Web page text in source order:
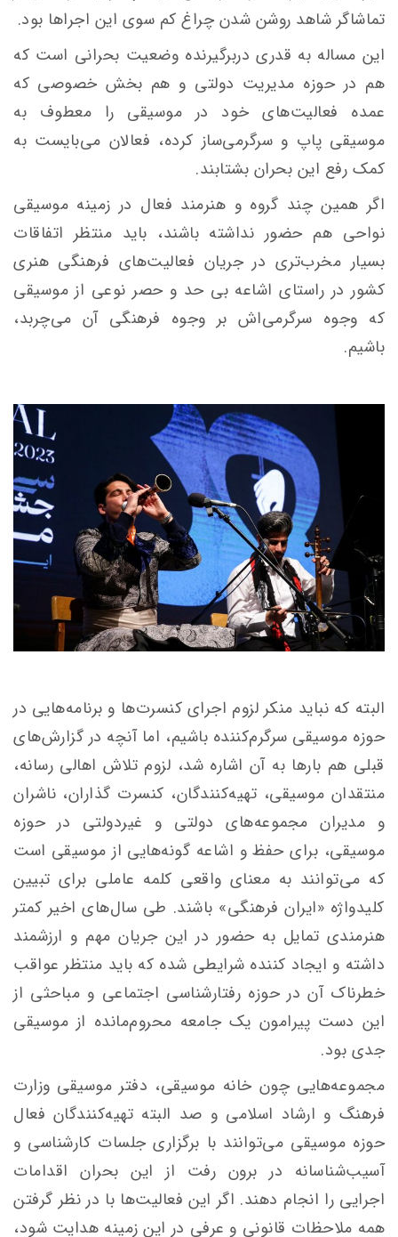
تماشاگر شاهد روشن شدن چراغ کم سوی این اجراها بود.
این مساله به قدری دربرگیرنده وضعیت بحرانی است که
هم در حوزه مدیریت دولتی و هم بخش خصوصی که
عمده فعالیت‌های خود در موسیقی را معطوف به
موسیقی پاپ و سرگرمی‌ساز کرده، فعالان می‌بایست به
کمک رفع این بحران بشتابند.
اگر همین چند گروه و هنرمند فعال در زمینه موسیقی
نواحی هم حضور نداشته باشند، باید منتظر اتفاقات
بسیار مخرب‌تری در جریان فعالیت‌های فرهنگی هنری
کشور در راستای اشاعه بی حد و حصر نوعی از موسیقی
که وجوه سرگرمی‌اش بر وجوه فرهنگی آن می‌چربد،
باشیم.
البته که نباید منکر لزوم اجرای کنسرت‌ها و برنامه‌هایی در
حوزه موسیقی سرگرم‌کننده باشیم، اما آنچه در گزارش‌های
قبلی هم بارها به آن اشاره شد، لزوم تلاش اهالی رسانه،
منتقدان موسیقی، تهیه‌کنندگان، کنسرت گذاران، ناشران
و مدیران مجموعه‌های دولتی و غیردولتی در حوزه
موسیقی، برای حفظ و اشاعه گونه‌هایی از موسیقی است
که می‌توانند به معنای واقعی کلمه عاملی برای تبیین
کلیدواژه «ایران فرهنگی» باشند. طی سال‌های اخیر کمتر
هنرمندی تمایل به حضور در این جریان مهم و ارزشمند
داشته و ایجاد کننده شرایطی شده که باید منتظر عواقب
خطرناک آن در حوزه رفتارشناسی اجتماعی و مباحثی از
این دست پیرامون یک جامعه محروم‌مانده از موسیقی
جدی بود.
مجموعه‌هایی چون خانه موسیقی، دفتر موسیقی وزارت
فرهنگ و ارشاد اسلامی و صد البته تهیه‌کنندگان فعال
حوزه موسیقی می‌توانند با برگزاری جلسات کارشناسی و
آسیب‌شناسانه در برون رفت از این بحران اقدامات
اجرایی را انجام دهند. اگر این فعالیت‌ها با در نظر گرفتن
همه ملاحظات قانونی و عرفی در این زمینه هدایت شود،